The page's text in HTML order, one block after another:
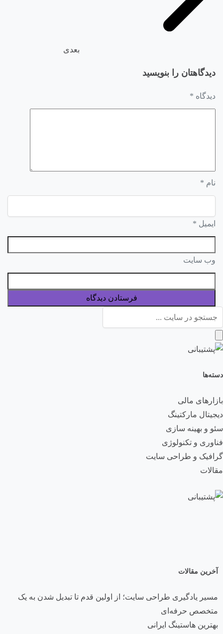
بعدی
دیدگاهتان را بنویسید
دیدگاه *
نام *
ایمیل *
وب‌ سایت
دسته‌ها
بازارهای مالی
دیجیتال مارکتینگ
سئو و بهینه سازی
فناوری و تکنولوژی
گرافیک و طراحی سایت
مقالات
آخرین مقالات
مسیر یادگیری طراحی سایت؛ از اولین قدم تا تبدیل شدن به یک
متخصص حرفه‌ای
بهترین هاستینگ ایرانی